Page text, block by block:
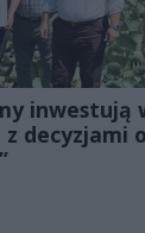
inwestują
decyzjami